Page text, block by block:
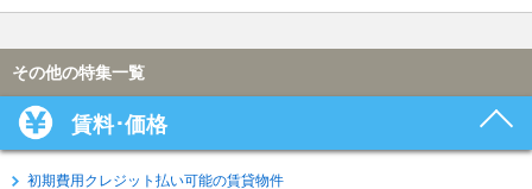
その他の特集一覧
賃料･価格
初期費用クレジット払い可能の賃貸物件